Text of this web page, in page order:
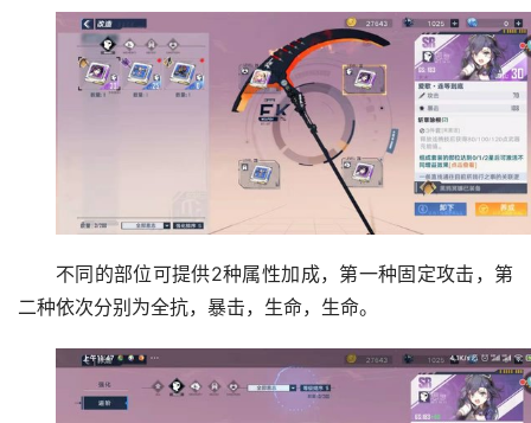
不同的部位可提供2种属性加成，第一种固定攻击，第
二种依次分别为全抗，暴击，生命，生命。